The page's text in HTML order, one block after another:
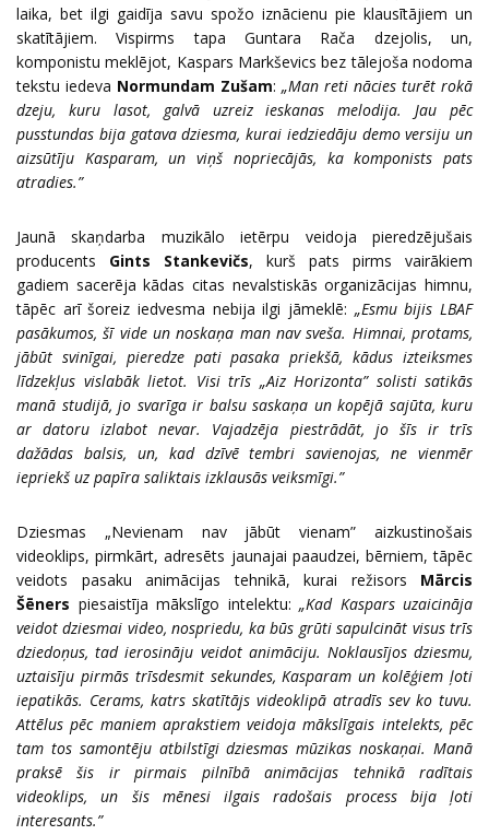
laika, bet ilgi gaidīja savu spožo iznācienu pie klausītājiem un
skatītājiem. Vispirms tapa Guntara Rača dzejolis, un,
komponistu meklējot, Kaspars Markševics bez tālejoša nodoma
tekstu iedeva Normundam Zušam: „Man reti nācies turēt rokā
dzeju, kuru lasot, galvā uzreiz ieskanas melodija. Jau pēc
pusstundas bija gatava dziesma, kurai iedziedāju demo versiju un
aizsūtīju Kasparam, un viņš nopriecājās, ka komponists pats
atradies.”
Jaunā skaņdarba muzikālo ietērpu veidoja pieredzējušais
producents Gints Stankevičs, kurš pats pirms vairākiem
gadiem sacerēja kādas citas nevalstiskās organizācijas himnu,
tāpēc arī šoreiz iedvesma nebija ilgi jāmeklē: „Esmu bijis LBAF
pasākumos, šī vide un noskaņa man nav sveša. Himnai, protams,
jābūt svinīgai, pieredze pati pasaka priekšā, kādus izteiksmes
līdzekļus vislabāk lietot. Visi trīs „Aiz Horizonta” solisti satikās
manā studijā, jo svarīga ir balsu saskaņa un kopējā sajūta, kuru
ar datoru izlabot nevar. Vajadzēja piestrādāt, jo šīs ir trīs
dažādas balsis, un, kad dzīvē tembri savienojas, ne vienmēr
iepriekš uz papīra saliktais izklausās veiksmīgi.”
Dziesmas „Nevienam nav jābūt vienam” aizkustinošais
videoklips, pirmkārt, adresēts jaunajai paaudzei, bērniem, tāpēc
veidots pasaku animācijas tehnikā, kurai režisors Mārcis
Šēners piesaistīja mākslīgo intelektu: „Kad Kaspars uzaicināja
veidot dziesmai video, nospriedu, ka būs grūti sapulcināt visus trīs
dziedoņus, tad ierosināju veidot animāciju. Noklausījos dziesmu,
uztaisīju pirmās trīsdesmit sekundes, Kasparam un kolēģiem ļoti
iepatikās. Cerams, katrs skatītājs videoklipā atradīs sev ko tuvu.
Attēlus pēc maniem aprakstiem veidoja mākslīgais intelekts, pēc
tam tos samontēju atbilstīgi dziesmas mūzikas noskaņai. Manā
praksē šis ir pirmais pilnībā animācijas tehnikā radītais
videoklips, un šis mēnesi ilgais radošais process bija ļoti
interesants.”